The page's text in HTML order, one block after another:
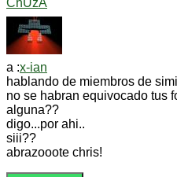
ChUzA
a :x-ian
hablando de miembros de
no se habran equivocado tus
alguna??
digo...por ahi..
siii??
abrazooote chris!